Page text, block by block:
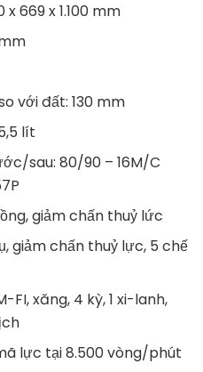
x 669 x 1.100 mm
với đất: 130 mm
lít
sau: 80/90 – 16M/C
giảm chấn thuỷ lức
giảm chấn thuỷ lực, 5 chế
FI, xăng, 4 kỳ, 1 xi-lanh,
lực tại 8.500 vòng/phút